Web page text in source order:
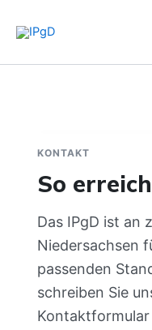
Inhalt
KONTAKT
So
Das IPgD ist an
Niedersachsen
passenden
schreiben Sie